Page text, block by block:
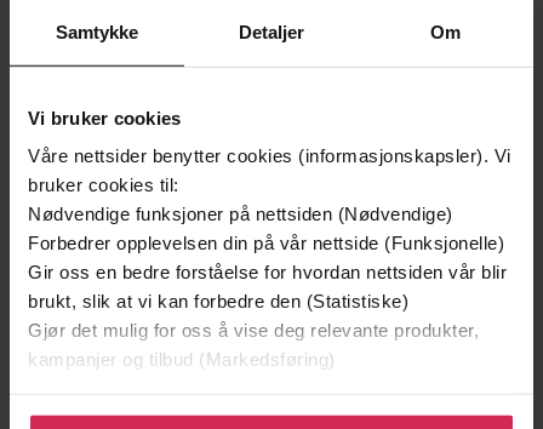
Samtykke Detaljer Om
Vi bruker cookies
Våre nettsider benytter cookies (informasjonskapsler). Vi
bruker cookies til:
Nødvendige funksjoner på nettsiden (Nødvendige)
Forbedrer opplevelsen din på vår nettside (Funksjonelle)
Gir oss en bedre forståelse for hvordan nettsiden vår blir
brukt, slik at vi kan forbedre den (Statistiske)
Gjør det mulig for oss å vise deg relevante produkter,
kampanjer og tilbud (Markedsføring)
Klikk på «Godta alle» for å gi oss ditt samtykke til å
Andre har også kjøpt
Vinner av Rivertonprisen